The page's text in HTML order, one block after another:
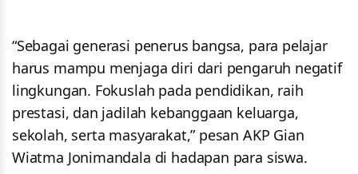
“Sebagai generasi penerus bangsa, para pelajar
harus mampu menjaga diri dari pengaruh negatif
lingkungan. Fokuslah pada pendidikan, raih
prestasi, dan jadilah kebanggaan keluarga,
sekolah, serta masyarakat,” pesan AKP Gian
Wiatma Jonimandala di hadapan para siswa.